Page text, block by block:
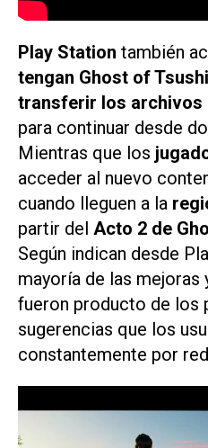
Play Station también
tengan Ghost of
transferir los archivos
para continuar desde
Mientras que los
acceder al nuevo
cuando lleguen a la
partir del Acto 2 de
Según indican desde
mayoría de las mejoras
fueron producto de los
sugerencias que los
constantemente por